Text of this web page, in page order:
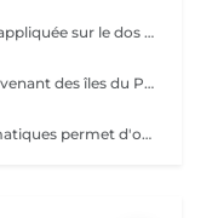
Enveloppe de boue de tourbe naturelle appliquée sur le dos et chauffée par une compresse (sans besoin de rinçage). Soin complété par un massage (sur face arrière corps pour séance de 60 min ou sur faces avant + arrière corps pour séance de 90 min). La boue de tourbe chaude a des vertus anti-inflammatoire, régénératrice, reminéralisante, détoxifiante, drainante et alcalinisante. Elle peut ainsi être utilisée pour soulager votre dos en cas de courbatures, de fibromyalgie, de pathologies inflammatoires, de séquelles opératoires ou d'accidents, de douleurs musculaires, d'arthrose, de rhumatisme, ...
Les « Lava Shells » sont des coquilles provenant des îles du Pacifique, sablées et polies, douces pour un massage relaxant à l'huile du corps. Ces coquillages mettent en uvre un principe autochauffant par la combinaison de minéraux et d'eau de mer, mélange naturel et biodégradable, qui vous plonge dans un merveilleux cocon de chaleur. Un massage aux coquillages chauffants avec de l'huile pour glisser sur les zones réflexes, sur des méridiens énergétiques et sur les muscles superficiels et profonds. Ce massage permet de libérer les tensions musculaires accumulées, apaiser le système nerveux et favoriser une meilleure circulation sanguine et lymphatique.
Le massage aux pochons d'herbes aromatiques permet d'obtenir un rééquilibrage énergétique efficace et durable. Les pochons sont chauffés et imbibés d'huile végétale biologique pour glisser sur la peau et diffuser les vertus de leurs herbes précieusement sélectionnées. Grâce aux actions purifiantes, exfoliantes, drainantes et rajeunissantes ou énergisantes du mélange, selon le besoin, ce soin véritable agit en profondeur. Il aidera aussi à lutter contre les contractures et le stress et à réactiver la circulation du corps entier.